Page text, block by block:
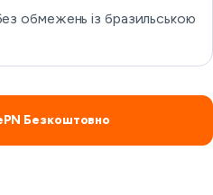
обмежень із бразильською
Безкоштовно